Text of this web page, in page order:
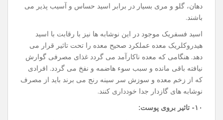
دهان، گلو و مری بسیار در برابر اسید حساس و آسیب پذیر می
باشند.
اسید فسفریک موجود در این نوشابه ها نیز با رقابت با اسید
هیدروکلریک معده عملکرد صحیح معده را تحت تاثیر قرار می
دهد. هنگامی که معده ناکارآمد می گردد غذای مصرفی گوارش
نیافته باقی مانده و سبب سوء هاضمه و نفخ می گردد. افرادی
که از زخم معده و سوزش سر سینه رنج می برند باید از مصرف
نوشابه های گازدار جدا خودداری کنند.
۱۰- تاثیر بروی پوست: